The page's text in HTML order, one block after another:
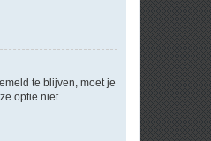
te blijven, moet je
optie niet